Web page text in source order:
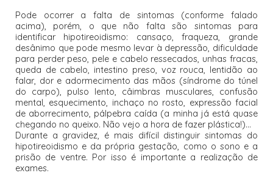
Pode ocorrer a falta de sintomas (conforme falado
acima), porém, o que não falta são sintomas para
identificar hipotireoidismo: cansaço, fraqueza, grande
desânimo que pode mesmo levar à depressão, dificuldade
para perder peso, pele e cabelo ressecados, unhas fracas,
queda de cabelo, intestino preso, voz rouca, lentidão ao
falar, dor e adormecimento das mãos (síndrome do túnel
do carpo), pulso lento, câimbras musculares, confusão
mental, esquecimento, inchaço no rosto, expressão facial
de aborrecimento, pálpebra caída (a minha já está quase
chegando no queixo. Não vejo a hora de fazer plástica!)...
Durante a gravidez, é mais difícil distinguir sintomas do
hipotireoidismo e da própria gestação, como o sono e a
prisão de ventre. Por isso é importante a realização de
exames.